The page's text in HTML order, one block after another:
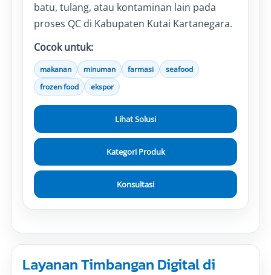
batu, tulang, atau kontaminan lain pada
proses QC di Kabupaten Kutai Kartanegara.
Cocok untuk:
makanan minuman farmasi
seafood
frozen food
ekspor
Lihat Solusi
Kategori Produk
Konsultasi
Layanan Timbangan Digital di